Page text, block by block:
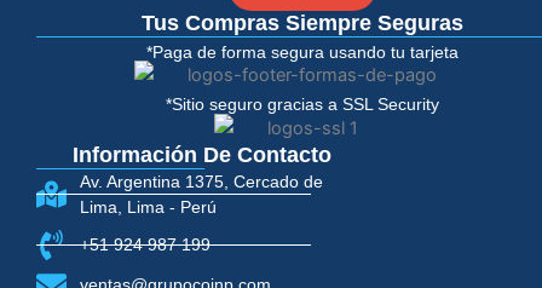
Tus Compras Siempre Seguras
*Paga de forma segura usando tu tarjeta
*Sitio seguro gracias a SSL Security
Información De Contacto
Av. Argentina 1375, Cercado de
Lima, Lima - Perú
+51 924 987 199
ventas@grupocoinp.com